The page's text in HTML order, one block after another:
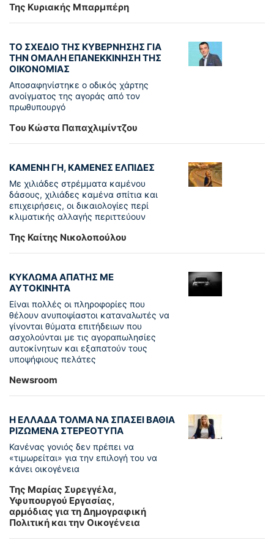
Της Κυριακής Μπαρμπέρη
ΤΟ ΣΧΕΔΙΟ ΤΗΣ ΚΥΒΕΡΝΗΣΗΣ ΓΙΑ
ΤΗΝ ΟΜΑΛΗ ΕΠΑΝΕΚΚΙΝΗΣΗ ΤΗΣ
ΟΙΚΟΝΟΜΙΑΣ
Αποσαφηνίστηκε ο οδικός χάρτης
ανοίγματος της αγοράς από τον
πρωθυπουργό
Tου Κώστα Παπαχλιμίντζου
ΚΑΜΕΝΗ ΓΗ, ΚΑΜΕΝΕΣ ΕΛΠΙΔΕΣ
Με χιλιάδες στρέμματα καμένου
δάσους, χιλιάδες καμένα σπίτια και
επιχειρήσεις, οι δικαιολογίες περί
κλιματικής αλλαγής περιττεύουν
Της Καίτης Νικολοπούλου
ΚΥΚΛΩΜΑ ΑΠΑΤΗΣ ΜΕ
ΑΥΤΟΚΙΝΗΤΑ
Είναι πολλές οι πληροφορίες που
θέλουν ανυποψίαστοι καταναλωτές να
γίνονται θύματα επιτήδειων που
ασχολούνται με τις αγοραπωλησίες
αυτοκίνητων και εξαπατούν τους
υποψήφιους πελάτες
Newsroom
Η ΕΛΛΑΔΑ ΤΟΛΜΑ ΝΑ ΣΠΑΣΕΙ ΒΑΘΙΑ
ΡΙΖΩΜΕΝΑ ΣΤΕΡΕΟΤΥΠΑ
Κανένας γονιός δεν πρέπει να
«τιμωρείται» για την επιλογή του να
κάνει οικογένεια
Της Μαρίας Συρεγγέλα,
Υφυπουργού Εργασίας,
αρμόδιας για τη Δημογραφική
Πολιτική και την Οικογένεια